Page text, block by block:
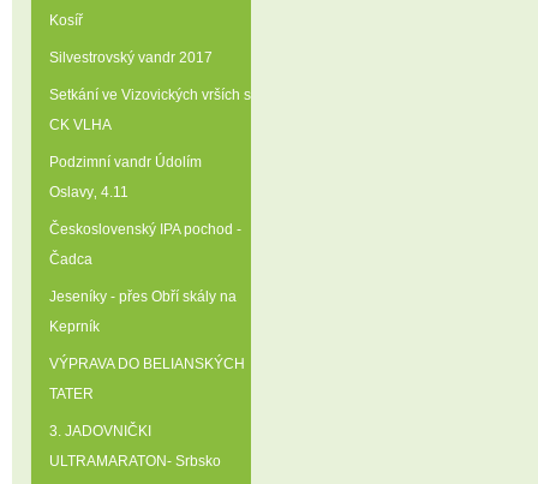
Kosíř
Silvestrovský vandr 2017
Setkání ve Vizovických vrších s
CK VLHA
Podzimní vandr Údolím
Oslavy‚ 4.11
Československý IPA pochod -
Čadca
Jeseníky - přes Obří skály na
Keprník
VÝPRAVA DO BELIANSKÝCH
TATER
3. JADOVNIČKI
ULTRAMARATON- Srbsko